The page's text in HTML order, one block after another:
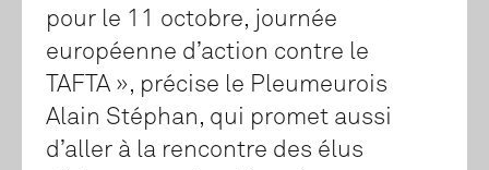
pour le 11 octobre, journée
européenne d’action contre le
TAFTA », précise le Pleumeurois
Alain Stéphan, qui promet aussi
d’aller à la rencontre des élus